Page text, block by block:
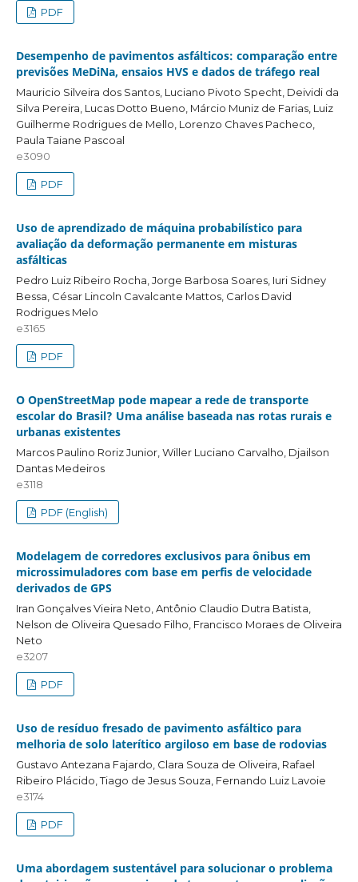
PDF
Desempenho de pavimentos asfálticos: comparação entre
previsões MeDiNa, ensaios HVS e dados de tráfego real
Mauricio Silveira dos Santos, Luciano Pivoto Specht, Deividi da
Silva Pereira, Lucas Dotto Bueno, Márcio Muniz de Farias, Luiz
Guilherme Rodrigues de Mello, Lorenzo Chaves Pacheco,
Paula Taiane Pascoal
e3090
PDF
Uso de aprendizado de máquina probabilístico para
avaliação da deformação permanente em misturas
asfálticas
Pedro Luiz Ribeiro Rocha, Jorge Barbosa Soares, Iuri Sidney
Bessa, César Lincoln Cavalcante Mattos, Carlos David
Rodrigues Melo
e3165
PDF
O OpenStreetMap pode mapear a rede de transporte
escolar do Brasil? Uma análise baseada nas rotas rurais e
urbanas existentes
Marcos Paulino Roriz Junior, Willer Luciano Carvalho, Djailson
Dantas Medeiros
e3118
PDF (English)
Modelagem de corredores exclusivos para ônibus em
microssimuladores com base em perfis de velocidade
derivados de GPS
Iran Gonçalves Vieira Neto, Antônio Claudio Dutra Batista,
Nelson de Oliveira Quesado Filho, Francisco Moraes de Oliveira
Neto
e3207
PDF
Uso de resíduo fresado de pavimento asfáltico para
melhoria de solo laterítico argiloso em base de rodovias
Gustavo Antezana Fajardo, Clara Souza de Oliveira, Rafael
Ribeiro Plácido, Tiago de Jesus Souza, Fernando Luiz Lavoie
e3174
PDF
Uma abordagem sustentável para solucionar o problema